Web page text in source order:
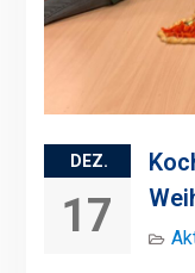
DEZ.
17